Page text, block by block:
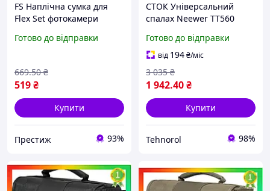
FS Наплічна сумка для
Flex Set фотокамери
через плече для
SET18-F
Готово до відправки
519₴
669.50 ₴
Купити
Престиж 93%
СТОК Універсальний
спалах Neewer TT560
дзеркальних фотокамер
Готово до відправки
від 194₴/міс
1 942.40₴
3 035 ₴
Купити
Tehnorol 98%